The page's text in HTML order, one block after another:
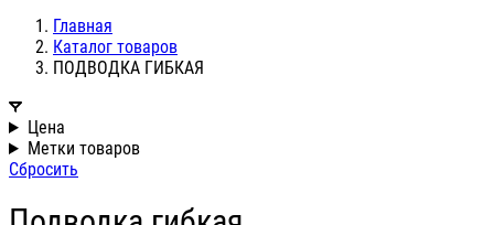
Главная
Каталог товаров
ПОДВОДКА ГИБКАЯ
Цена
Метки товаров
Сбросить